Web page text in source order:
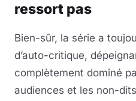
ressort pas
Bien-sûr, la série a
d’auto-critique,
complètement dominé
audiences et les non-